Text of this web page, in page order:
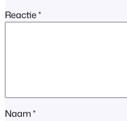
Reactie*
Naam*